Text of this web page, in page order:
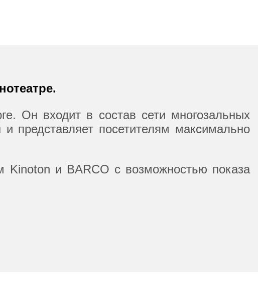
Он входит в состав сети многозальных
представляет посетителям максимально
Kinoton и BARCO с возможностью показа